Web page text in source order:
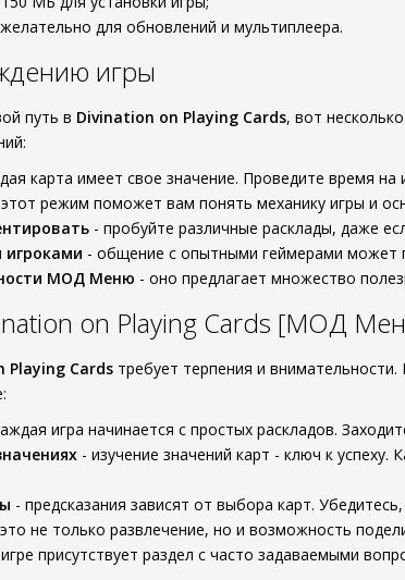
для обновлений и мультиплеера.
игры
путь в Divination on Playing Cards, вот
карта имеет свое значение. Проведите время на
режим поможет вам понять механику игры и
- пробуйте различные расклады, даже
игроками - общение с опытными геймерами может
МОД Меню - оно предлагает множество
on Playing Cards [МОД
Playing Cards требует терпения и
игра начинается с простых раскладов.
- изучение значений карт - ключ к
- предсказания зависят от выбора карт.
не только развлечение, но и возможность
присутствует раздел с часто задаваемыми